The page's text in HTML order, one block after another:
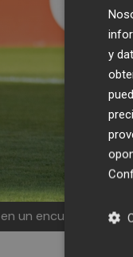
un encuentro
y